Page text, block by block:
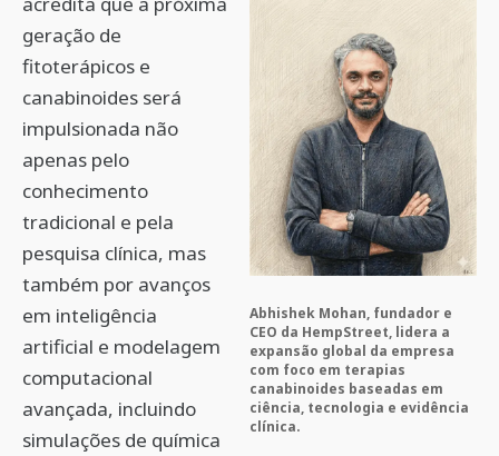
Abhishek Mohan, fundador e
CEO da HempStreet, lidera a
expansão global da empresa
com foco em terapias
canabinoides baseadas em
ciência, tecnologia e evidência
clínica.
geração de
fitoterápicos e
canabinoides será
impulsionada não
apenas pelo
conhecimento
tradicional e pela
pesquisa clínica, mas
também por avanços
em inteligência
artificial e modelagem
computacional
avançada, incluindo
simulações de química